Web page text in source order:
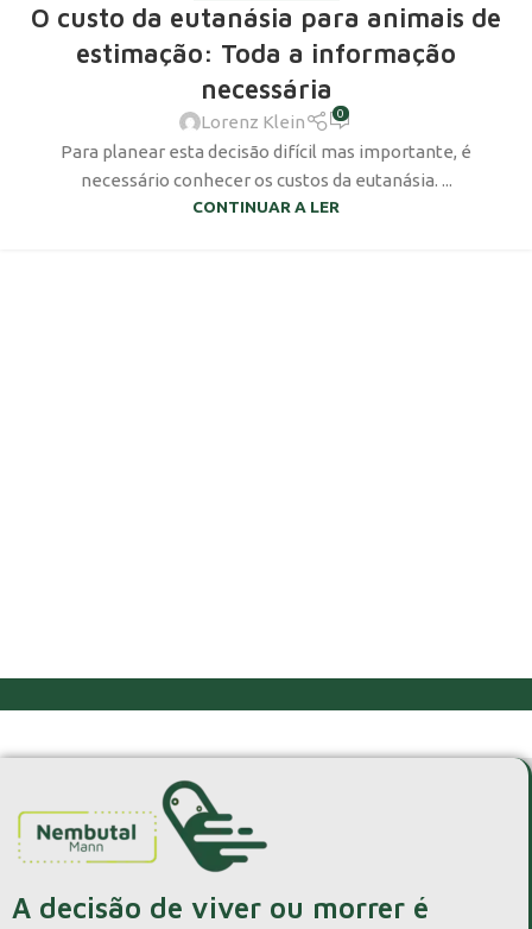
O custo da eutanásia para animais de
estimação: Toda a informação
necessária
Lorenz Klein 0
Para planear esta decisão difícil mas importante, é
necessário conhecer os custos da eutanásia. ...
CONTINUAR A LER
A decisão de viver ou morrer é